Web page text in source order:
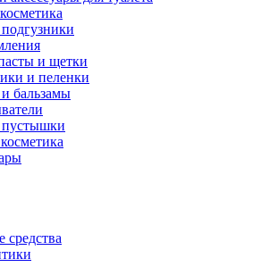
и щетки
и пеленки
бальзамы
средства